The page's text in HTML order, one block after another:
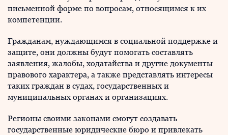
письменной форме по вопросам, относящимся к их
компетенции.
Гражданам, нуждающимся в социальной поддержке и
защите, они должны будут помогать составлять
заявления, жалобы, ходатайства и другие документы
правового характера, а также представлять интересы
таких граждан в судах, государственных и
муниципальных органах и организациях.
Регионы своими законами смогут создавать
государственные юридические бюро и привлекать